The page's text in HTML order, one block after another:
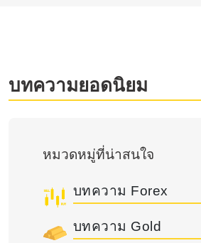
บทความยอดนิยม
หมวดหมู่ที่น่าสนใจ
บทความ Forex
บทความ Gold